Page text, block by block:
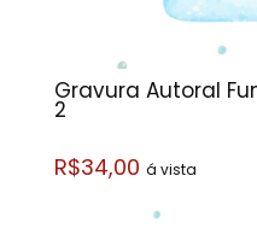
Gravura Autoral
2
R$34,00 á vista